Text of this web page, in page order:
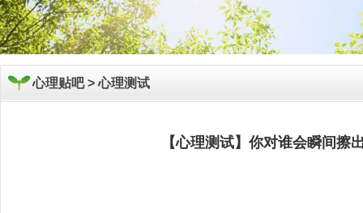
心理贴吧 >心理测试
【心理测试】你对谁会瞬间擦